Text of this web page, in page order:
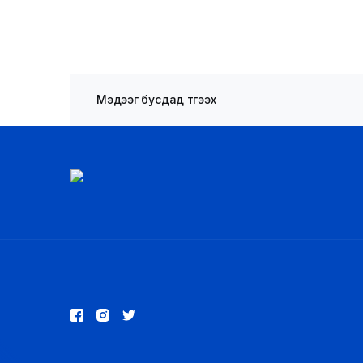
Мэдээг бусдад түгээх